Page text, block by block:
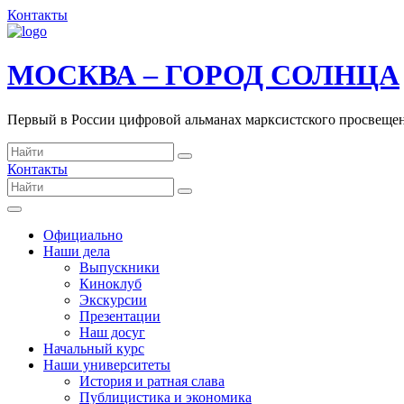
Контакты
МОСКВА – ГОРОД СОЛНЦА
Первый в России цифровой альманах марксистского
Контакты
Официально
Наши дела
Выпускники
Киноклуб
Экскурсии
Презентации
Наш досуг
Начальный курс
Наши университеты
История и ратная слава
Публицистика и экономика